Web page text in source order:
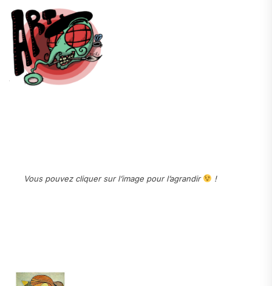
Vous pouvez cliquer sur l’image pour l’agrandir !